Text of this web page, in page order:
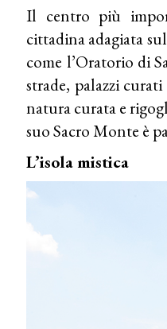
Il centro più
cittadina adagiata
come l’Oratorio di
strade, palazzi
natura curata e
suo Sacro Monte è
L’isola mistica